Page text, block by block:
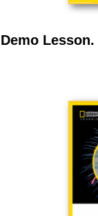
Demo